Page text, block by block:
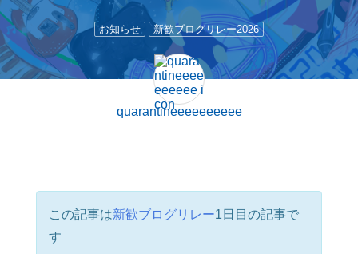
お知らせ 新歓ブログリレー2026
quarantineeeeeeeeee
この記事は新歓ブログリレー1日目の記事で
す